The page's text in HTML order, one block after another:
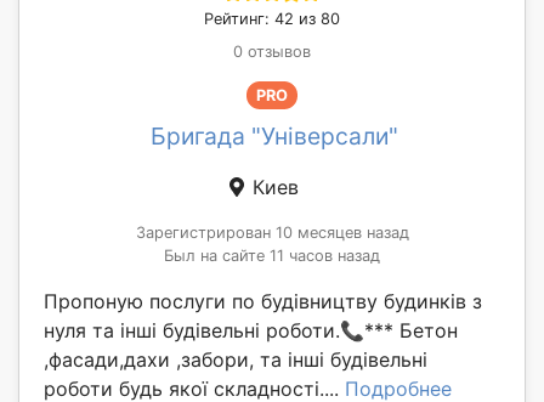
Рейтинг: 42 из 80
0 отзывов
PRO
Бригада "Універсали"
Киев
Зарегистрирован 10 месяцев назад
Был на сайте 11 часов назад
Пропоную послуги по будівництву будинків з
нуля та інші будівельні роботи.📞*** Бетон
,фасади,дахи ,забори, та інші будівельні
роботи будь якої складності.... Подробнее